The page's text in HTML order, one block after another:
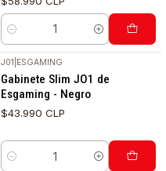
Cantidad
J01 ESGAMING
Gabinete Slim JO1 de
Esgaming - Negro
$43.990 CLP
Cantidad